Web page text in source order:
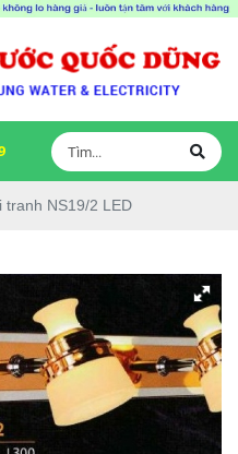
tranh NS19/2 LED